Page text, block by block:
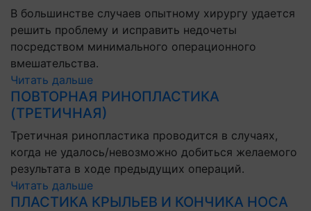
В большинстве случаев опытному хирургу удается
решить проблему и исправить недочеты
посредством минимального операционного
вмешательства.
Читать дальше
ПОВТОРНАЯ РИНОПЛАСТИКА
(ТРЕТИЧНАЯ)
Третичная ринопластика проводится в случаях,
когда не удалось/невозможно добиться желаемого
результата в ходе предыдущих операций.
Читать дальше
ПЛАСТИКА КРЫЛЬЕВ И КОНЧИКА НОСА